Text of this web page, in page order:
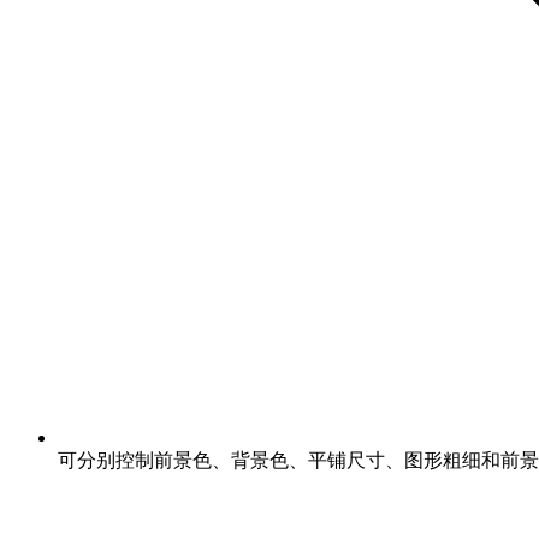
可分别控制前景色、背景色、平铺尺寸、图形粗细和前